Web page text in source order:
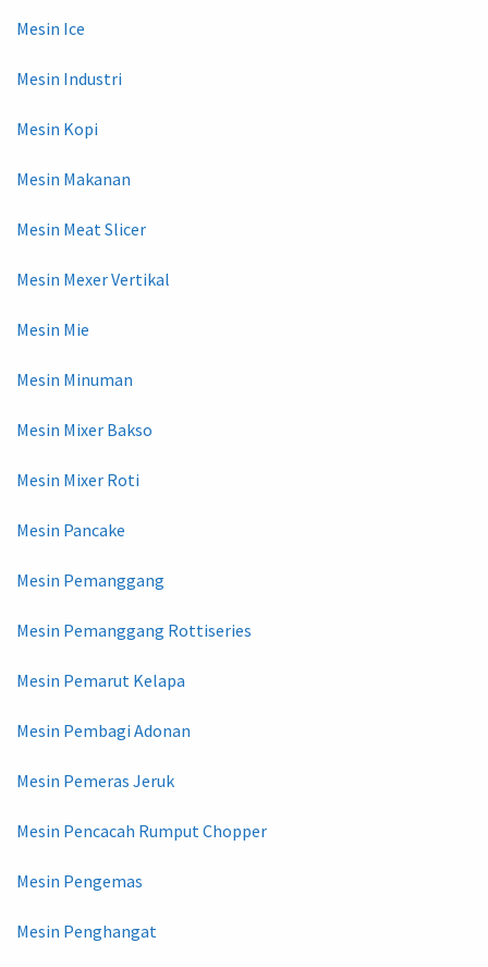
Mesin Ice
Mesin Industri
Mesin Kopi
Mesin Makanan
Mesin Meat Slicer
Mesin Mexer Vertikal
Mesin Mie
Mesin Minuman
Mesin Mixer Bakso
Mesin Mixer Roti
Mesin Pancake
Mesin Pemanggang
Mesin Pemanggang Rottiseries
Mesin Pemarut Kelapa
Mesin Pembagi Adonan
Mesin Pemeras Jeruk
Mesin Pencacah Rumput Chopper
Mesin Pengemas
Mesin Penghangat